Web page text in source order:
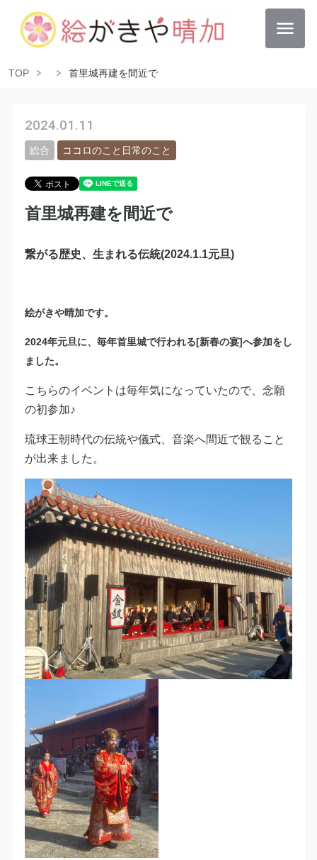
TOP 首里城再建を間近で
2024.01.11
総合 ココロのこと日常のこと
首里城再建を間近で
繋がる歴史、生まれる伝統(2024.1.1元旦)
絵がきや晴加です。
2024年元旦に、毎年首里城で行われる[新春の宴]へ参加をし
ました。
こちらのイベントは毎年気になっていたので、念願
の初参加♪
琉球王朝時代の伝統や儀式、音楽へ間近で観ること
が出来ました。